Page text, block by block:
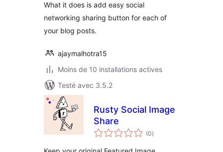
What it does is add easy social
networking sharing button for each of
your blog posts.
ajaymalhotra15
Moins de 10 installations actives
Testé avec 3.5.2
Rusty Social Image
Share
(0notes
en
)